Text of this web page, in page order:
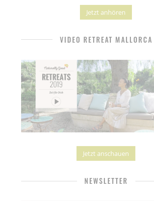
Jetzt anhören
VIDEO RETREAT MALLORCA
Jetzt anschauen
NEWSLETTER